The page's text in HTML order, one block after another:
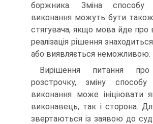
боржника. Зміна способу
виконання можуть бути також
стягувача, якщо мова йде про
реалізація рішення
або виявляється неможливою.
Вирішення питання про
розстрочку, зміну
виконання може ініціювати
виконавець, так і сторона.
звертаються із заявою до